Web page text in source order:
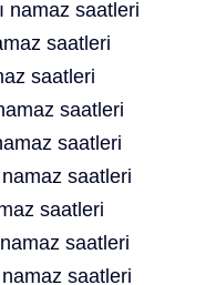
namaz saatleri
saatleri
saatleri
saatleri
saatleri
saatleri
saatleri
saatleri
saatleri